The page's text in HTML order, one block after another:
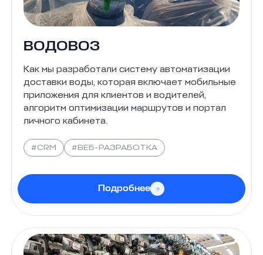
ВОДОВОЗ
Как мы разработали систему автоматизации
доставки воды, которая включает мобильные
приложения для клиентов и водителей,
алгоритм оптимизации маршрутов и портал
личного кабинета.
#CRM #ВЕБ-РАЗРАБОТКА
Подробнее